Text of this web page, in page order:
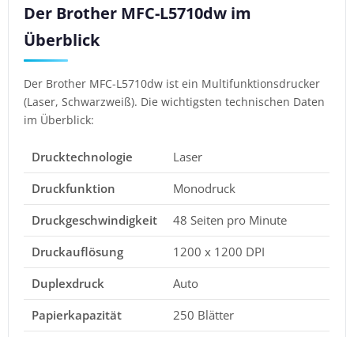
Der Brother MFC-L5710dw im
Überblick
Der Brother MFC-L5710dw ist ein Multifunktionsdrucker
(Laser, Schwarzweiß). Die wichtigsten technischen Daten
im Überblick:
Drucktechnologie
Laser
Druckfunktion
Monodruck
Druckgeschwindigkeit
48 Seiten pro Minute
Druckauflösung
1200 x 1200 DPI
Duplexdruck
Auto
Papierkapazität
250 Blätter